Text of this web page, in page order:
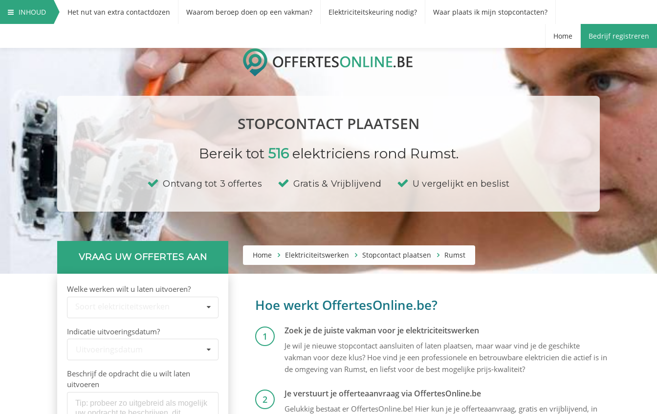
INHOUD Het nut van extra contactdozen Waarom beroep doen op een vakman? Elektriciteitskeuring nodig? Waar plaats ik mijn stopcontacten?
Home Bedrijf registreren
STOPCONTACT PLAATSEN
Bereik tot 516elektriciens rond Rumst.
Ontvang tot 3 offertes Gratis & Vrijblijvend U vergelijkt en beslist
Home Elektriciteitswerken Stopcontact plaatsen Rumst
VRAAG UW OFFERTES AAN
Welke werken wilt u laten uitvoeren?
Indicatie uitvoeringsdatum?
Beschrijf de opdracht die u wilt laten
uitvoeren
Hoe werkt OffertesOnline.be?
1 Zoek je de juiste vakman voor je elektriciteitswerken
Je wil je nieuwe stopcontact aansluiten of laten plaatsen, maar waar vind je de geschikte
vakman voor deze klus? Hoe vind je een professionele en betrouwbare elektricien die actief is in
de omgeving van Rumst, en liefst voor de best mogelijke prijs-kwaliteit?
2 Je verstuurt je offerteaanvraag via OffertesOnline.be
Gelukkig bestaat er OffertesOnline.be! Hier kun je je offerteaanvraag, gratis en vrijblijvend, in